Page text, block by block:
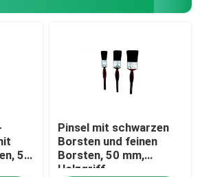
50
Pinsel mit schwarzen
Borsten und feinen
Borsten, 50 mm,
Holzgriff